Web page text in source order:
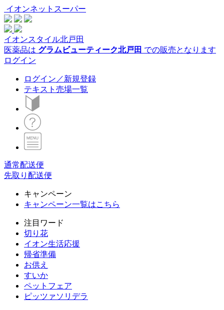
イオンネットスーパー
イオンスタイル北戸田
医薬品は グラムビューティーク北戸田 での販売となります
ログイン
ログイン／新規登録
テキスト売場一覧
通常配送便
先取り配送便
キャンペーン
キャンペーン一覧はこちら
注目ワード
切り花
イオン生活応援
帰省準備
お供え
すいか
ペットフェア
ピッツァソリデラ